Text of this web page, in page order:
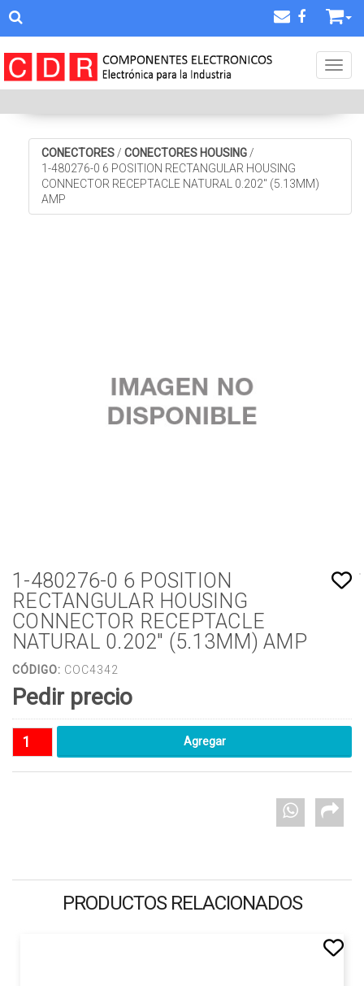
CONECTORES / CONECTORES HOUSING /
1-480276-0 6 POSITION RECTANGULAR HOUSING
CONNECTOR RECEPTACLE NATURAL 0.202" (5.13MM)
AMP
1-480276-0 6 POSITION
RECTANGULAR HOUSING
CONNECTOR RECEPTACLE
NATURAL 0.202" (5.13MM) AMP
CÓDIGO: COC4342
Pedir precio
PRODUCTOS RELACIONADOS